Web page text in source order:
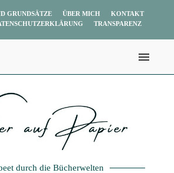
GRUNDSÄTZE ÜBER MICH
KONTAKT
TRANSPARENZ
durch die Bücherwelten